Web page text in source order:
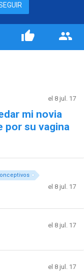
el 8 jul. 17
mi novia
por su vagina
el 8 jul. 17
el 8 jul. 17
el 8 jul. 17